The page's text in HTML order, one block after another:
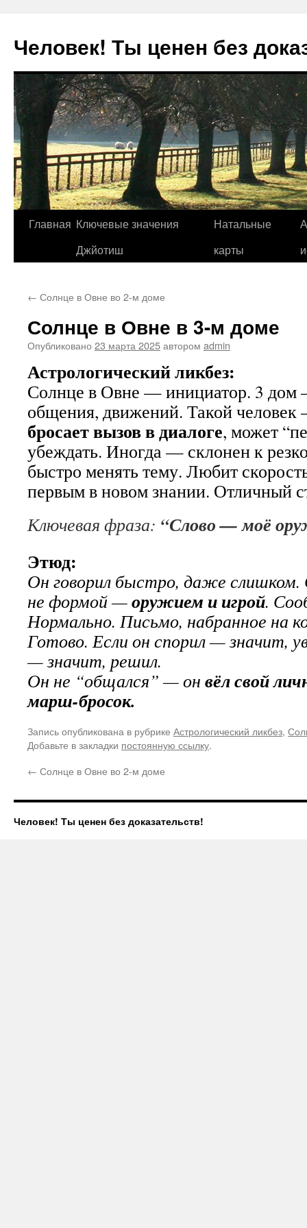
Человек! Ты ценен без
Перейти
Главная Ключевые значения
Джйотиш
Натальные
карты
← Солнце в Овне во 2-м доме
Солнце в Овне в 3-м доме
Опубликовано 23 марта 2025автором admin
Астрологический ликбез:
Солнце в Овне — инициатор. 3 дом
общения, движений. Такой
бросает вызов в диалоге, может
убеждать. Иногда — склонен к
быстро менять тему. Любит
первым в новом знании. Отличный
Ключевая фраза: “Слово — моё
Этюд:
Он говорил быстро, даже слишком.
не формой —оружием и игрой.
Нормально. Письмо, набранное на
Готово. Если он спорил — значит,
— значит, решил.
Он не “общался” — он вёл свой
марш-бросок.
Запись опубликована в рубрике Астрологический ликбез,
Добавьте в закладки постоянную ссылку.
← Солнце в Овне во 2-м доме
Человек! Ты ценен без доказательств!